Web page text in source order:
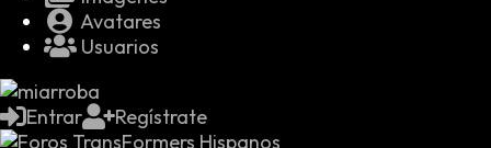
Avatares
Usuarios
Entrar Regístrate